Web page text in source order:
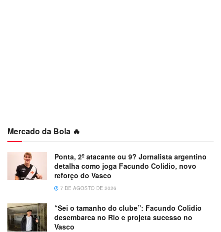
Mercado da Bola 🔥
Ponta, 2º atacante ou 9? Jornalista argentino
detalha como joga Facundo Colidio, novo
reforço do Vasco
7 DE AGOSTO DE 2026
“Sei o tamanho do clube”: Facundo Colidio
desembarca no Rio e projeta sucesso no
Vasco